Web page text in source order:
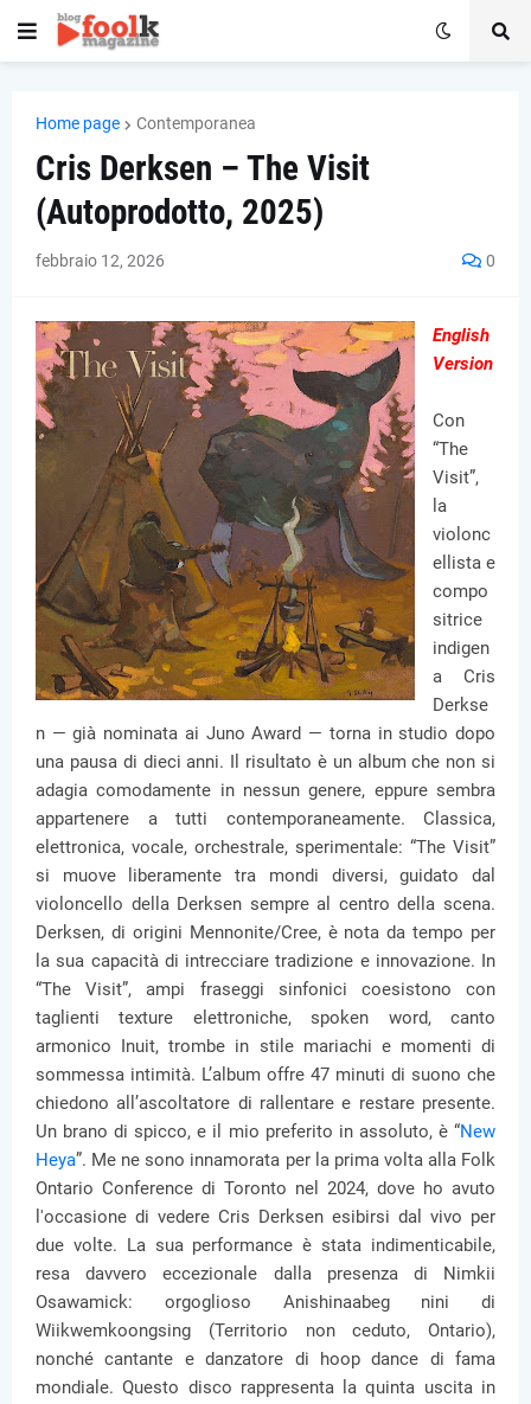
Home page Contemporanea
Cris Derksen – The Visit
(Autoprodotto, 2025)
febbraio 12, 2026 0
English
Version
Con
“The
Visit”,
la
violonc
ellista e
compo
sitrice
indigen
a Cris
Derkse
n — già nominata ai Juno Award — torna in studio dopo
una pausa di dieci anni. Il risultato è un album che non si
adagia comodamente in nessun genere, eppure sembra
appartenere a tutti contemporaneamente. Classica,
elettronica, vocale, orchestrale, sperimentale: “The Visit”
si muove liberamente tra mondi diversi, guidato dal
violoncello della Derksen sempre al centro della scena.
Derksen, di origini Mennonite/Cree, è nota da tempo per
la sua capacità di intrecciare tradizione e innovazione. In
“The Visit”, ampi fraseggi sinfonici coesistono con
taglienti texture elettroniche, spoken word, canto
armonico Inuit, trombe in stile mariachi e momenti di
sommessa intimità. L’album offre 47 minuti di suono che
chiedono all’ascoltatore di rallentare e restare presente.
Un brano di spicco, e il mio preferito in assoluto, è “New
Heya”. Me ne sono innamorata per la prima volta alla Folk
Ontario Conference di Toronto nel 2024, dove ho avuto
l'occasione di vedere Cris Derksen esibirsi dal vivo per
due volte. La sua performance è stata indimenticabile,
resa davvero eccezionale dalla presenza di Nimkii
Osawamick: orgoglioso Anishinaabeg nini di
Wiikwemkoongsing (Territorio non ceduto, Ontario),
nonché cantante e danzatore di hoop dance di fama
mondiale. Questo disco rappresenta la quinta uscita in